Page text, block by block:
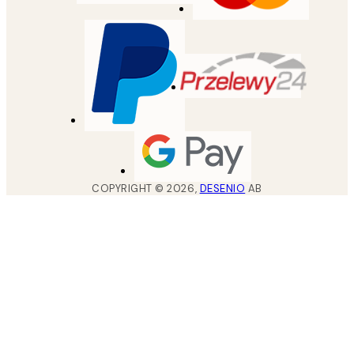
COPYRIGHT ©2026, DESENIO AB